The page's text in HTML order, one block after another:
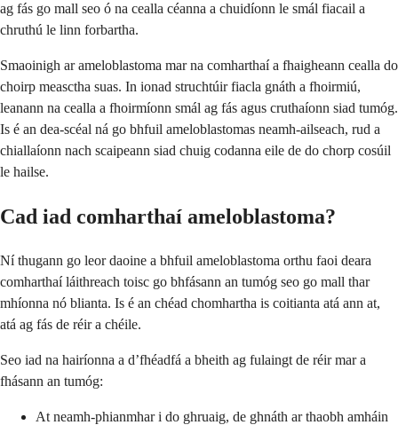
ag fás go mall seo ó na cealla céanna a chuidíonn le smál fiacail a
chruthú le linn forbartha.
Smaoinigh ar ameloblastoma mar na comharthaí a fhaigheann cealla do
choirp measctha suas. In ionad struchtúir fiacla gnáth a fhoirmiú,
leanann na cealla a fhoirmíonn smál ag fás agus cruthaíonn siad tumóg.
Is é an dea-scéal ná go bhfuil ameloblastomas neamh-ailseach, rud a
chiallaíonn nach scaipeann siad chuig codanna eile de do chorp cosúil
le hailse.
Cad iad comharthaí ameloblastoma?
Ní thugann go leor daoine a bhfuil ameloblastoma orthu faoi deara
comharthaí láithreach toisc go bhfásann an tumóg seo go mall thar
mhíonna nó blianta. Is é an chéad chomhartha is coitianta atá ann at,
atá ag fás de réir a chéile.
Seo iad na hairíonna a d’fhéadfá a bheith ag fulaingt de réir mar a
fhásann an tumóg:
At neamh-phianmhar i do ghruaig, de ghnáth ar thaobh amháin